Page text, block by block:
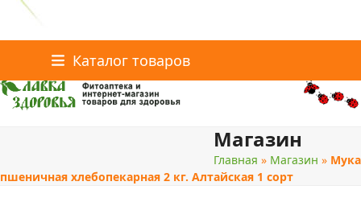
content
Каталог товаров
Доставка и оплата
Скидки
Магазин
Главная » Магазин » Мука
пшеничная хлебопекарная 2 кг. Алтайская 1 сорт